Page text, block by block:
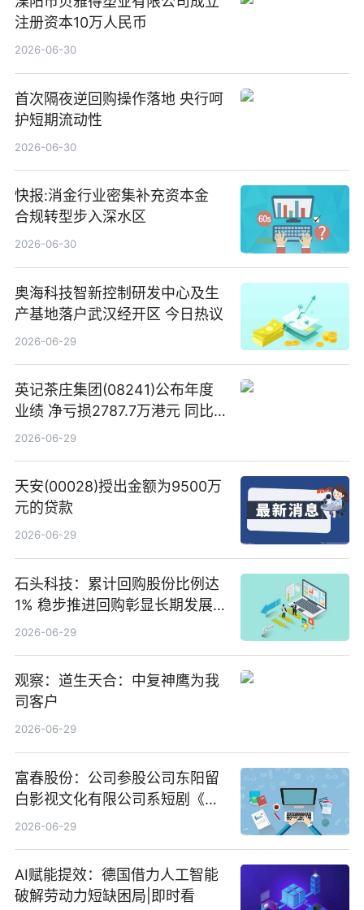
注册资本10万人民币
2026-06-30
首次隔夜逆回购操作落地 央行呵
护短期流动性
2026-06-30
快报:消金行业密集补充资本金
合规转型步入深水区
2026-06-30
奥海科技智新控制研发中心及生
产基地落户武汉经开区 今日热议
2026-06-29
英记茶庄集团(08241)公布年度
业绩 净亏损2787.7万港元 同比
扩大65.15% 焦点速读
2026-06-29
天安(00028)授出金额为9500万
元的贷款
2026-06-29
石头科技：累计回购股份比例达
1% 稳步推进回购彰显长期发展
信心 新动态
2026-06-29
观察：道生天合：中复神鹰为我
司客户
2026-06-29
富春股份：公司参股公司东阳留
白影视文化有限公司系短剧《风
声之双生谜局》的出品方 热门看
2026-06-29
AI赋能提效：德国借力人工智能
破解劳动力短缺困局|即时看